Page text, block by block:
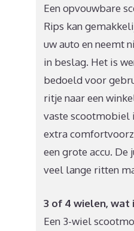
Een opvouwbare
Rips kan
uw auto en neemt
in beslag. Het is
bedoeld voor
ritje naar een
vaste scootmobiel
extra
een grote accu. De
veel lange ritten
3 of 4 wielen, wat
Een 3-wiel